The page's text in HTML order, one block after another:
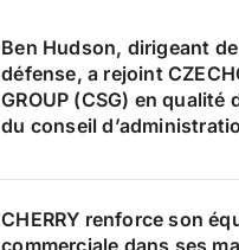
Ben Hudson, dirigeant
défense, a rejoint
GROUP (CSG) en
du conseil
CHERRY renforce son
commerciale dans ses